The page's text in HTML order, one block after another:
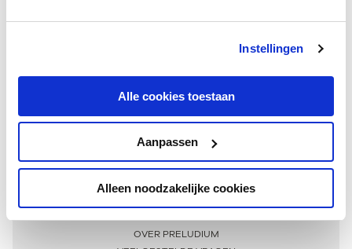
Instellingen
Alle cookies toestaan
Aanpassen
Alleen noodzakelijke cookies
Meer informatie
OVER PRELUDIUM